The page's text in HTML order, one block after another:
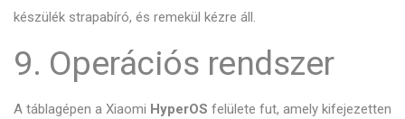
készülék strapabíró, és remekül kézre áll.
9. Operációs rendszer
A táblagépen a Xiaomi HyperOS felülete fut, amely kifejezetten